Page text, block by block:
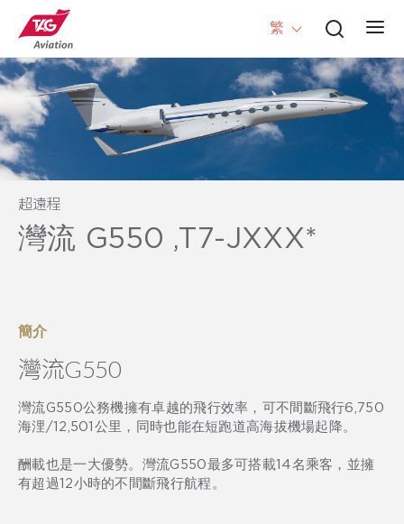
繁
超遠程
灣流 G550 ,T7-JXXX*
簡介
灣流G550
灣流G550公務機擁有卓越的飛行效率，可不間斷飛行6,750
海浬/12,501公里，同時也能在短跑道高海拔機場起降。
酬載也是一大優勢。灣流G550最多可搭載14名乘客，並擁
有超過12小時的不間斷飛行航程。